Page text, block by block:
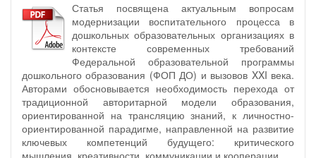
Статья посвящена актуальным вопросам
модернизации воспитательного процесса в
дошкольных образовательных организациях в
контексте современных требований
Федеральной образовательной программы
дошкольного образования (ФОП ДО) и вызовов XXI века.
Авторами обосновывается необходимость перехода от
традиционной авторитарной модели образования,
ориентированной на трансляцию знаний, к личностно-
ориентированной парадигме, направленной на развитие
ключевых компетенций будущего: критического